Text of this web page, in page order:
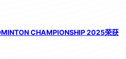
CHAMPIONSHIP 2025荣获